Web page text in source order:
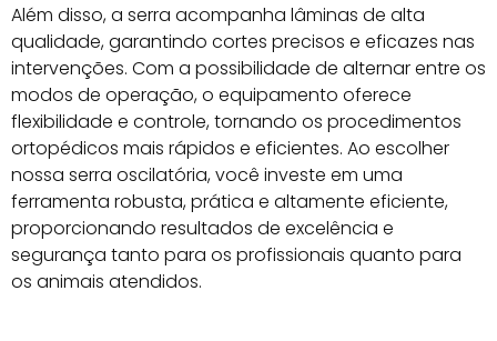
Além disso, a serra acompanha lâminas de alta
qualidade, garantindo cortes precisos e eficazes nas
intervenções. Com a possibilidade de alternar entre os
modos de operação, o equipamento oferece
flexibilidade e controle, tornando os procedimentos
ortopédicos mais rápidos e eficientes. Ao escolher
nossa serra oscilatória, você investe em uma
ferramenta robusta, prática e altamente eficiente,
proporcionando resultados de excelência e
segurança tanto para os profissionais quanto para
os animais atendidos.